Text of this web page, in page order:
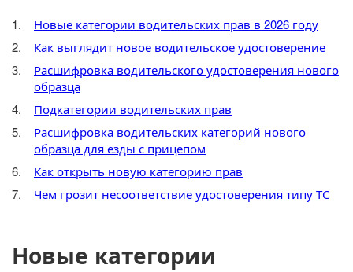
Новые категории водительских прав в 2026 году
Как выглядит новое водительское удостоверение
Расшифровка водительского удостоверения нового
образца
Подкатегории водительских прав
Расшифровка водительских категорий нового
образца для езды с прицепом
Как открыть новую категорию прав
Чем грозит несоответствие удостоверения типу ТС
Новые категории